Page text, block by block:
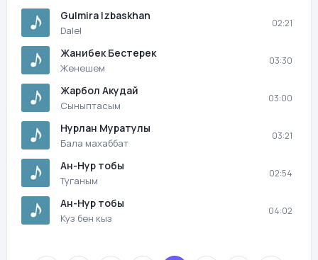
Gulmira Izbaskhan
Dalel
02:21
Жанибек Бестерек
Женешем
03:30
Жарбол Акудай
Сыныптасым
03:00
Нурлан Муратулы
Бала махаббат
03:21
Ан-Нур тобы
Туганым
02:54
Ан-Нур тобы
Куз бен кыз
04:02